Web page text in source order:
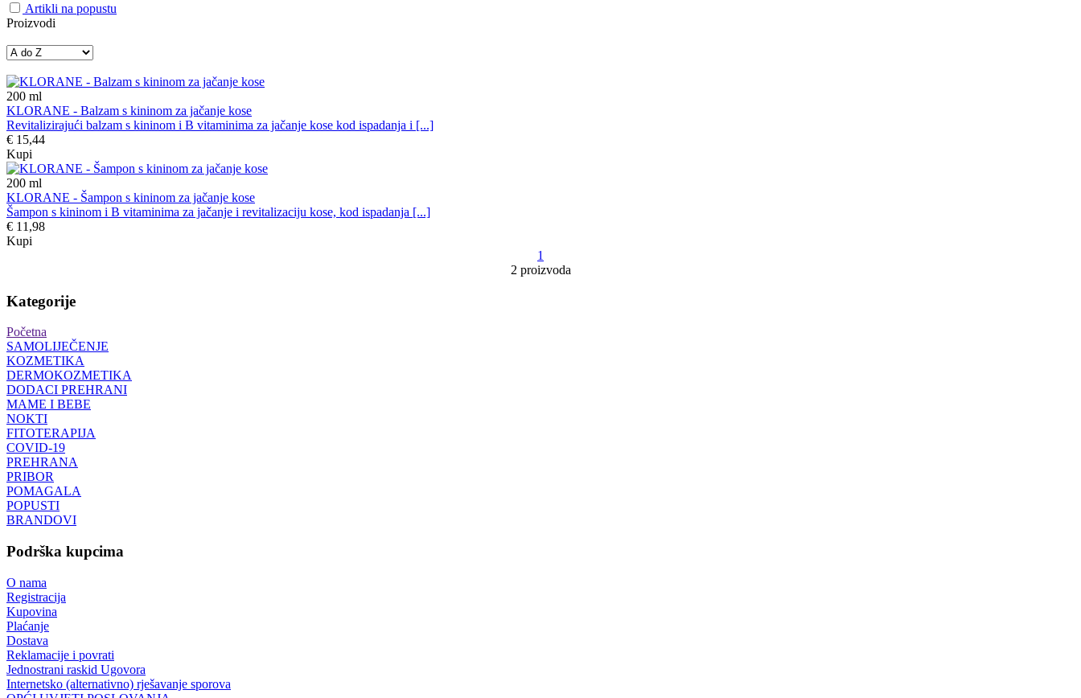
Artikli na popustu
Proizvodi
200 ml
KLORANE - Balzam s kininom za jačanje kose
Revitalizirajući balzam s kininom i B vitaminima za jačanje kose kod ispadanja i [...]
€ 15,44
Kupi
200 ml
KLORANE - Šampon s kininom za jačanje kose
Šampon s kininom i B vitaminima za jačanje i revitalizaciju kose, kod ispadanja [...]
€ 11,98
Kupi
1
2 proizvoda
Kategorije
Početna
SAMOLIJEČENJE
KOZMETIKA
DERMOKOZMETIKA
DODACI PREHRANI
MAME I BEBE
NOKTI
FITOTERAPIJA
COVID-19
PREHRANA
PRIBOR
POMAGALA
POPUSTI
BRANDOVI
Podrška kupcima
O nama
Registracija
Kupovina
Plaćanje
Dostava
Reklamacije i povrati
Jednostrani raskid Ugovora
Internetsko (alternativno) rješavanje sporova